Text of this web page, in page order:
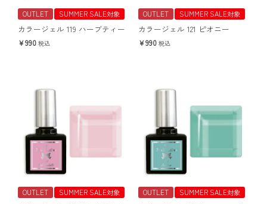
OUTLET SUMMER SALE対象
カラージェル 119 ハーブティー
990 税込
OUTLET SUMMER SALE対象
カラージェル 121 ピオニー
990 税込
OUTLET SUMMER SALE対象 OUTLET SUMMER SALE対象